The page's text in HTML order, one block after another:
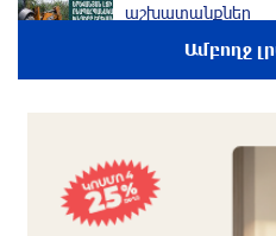
աշխատանքներ
Ամբողջ